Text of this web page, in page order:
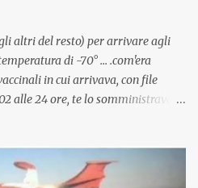
altri del resto) per arrivare agli
di -70° ... .com'era
in cui arrivava, con file
alle 24 ore, te lo somministravano
era "spettacolare Ghiacciato, ma
Ambiente"! Riproponiamo